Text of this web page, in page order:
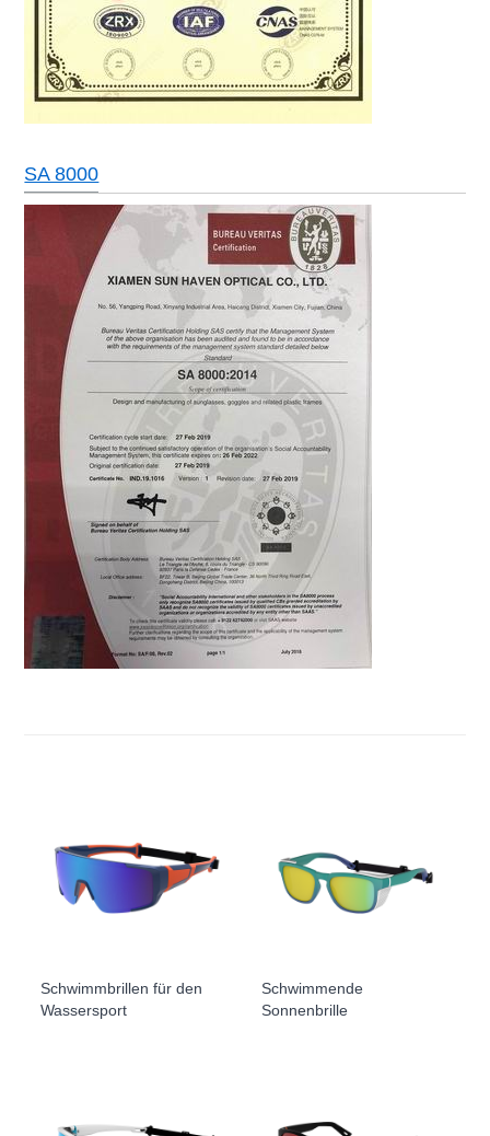
SA 8000
Schwimmbrillen für den
Wassersport
Schwimmende
Sonnenbrille